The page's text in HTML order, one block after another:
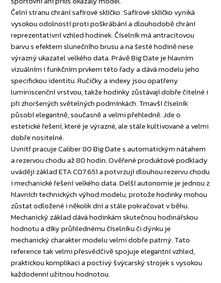
Čelní stranu chrání safírové sklíčko. Safírové sklíčko vyniká
vysokou odolností proti poškrábání a dlouhodobě chrání
reprezentativní vzhled hodinek. Číselník má antracitovou
barvu s efektem slunečního brusu a na šesté hodině nese
výrazný ukazatel velkého data. Právě Big Date je hlavním
vizuálním i funkčním prvkem této řady a dává modelu jeho
specifickou identitu. Ručičky a indexy jsou opatřeny
luminiscenční vrstvou, takže hodinky zůstávají dobře čitelné i
při zhoršených světelných podmínkách. Tmavší číselník
působí elegantně, současně a velmi přehledně. Jde o
estetické řešení, které je výrazné, ale stále kultivované a velmi
dobře nositelné.
Uvnitř pracuje Caliber 80 Big Date s automatickým nátahem
a rezervou chodu až 80 hodin. Ověřené produktové podklady
uvádějí základ ETA C07.651 a potvrzují dlouhou rezervu chodu
i mechanické řešení velkého data. Delší autonomie je jednou z
hlavních technických výhod modelu, protože hodinky mohou
zůstat odložené i několik dní a stále pokračovat v běhu.
Mechanický základ dává hodinkám skutečnou hodinářskou
hodnotu a díky průhlednému číselníku či dýnku je
mechanický charakter modelu velmi dobře patrný. Tato
reference tak velmi přesvědčivě spojuje elegantní vzhled,
praktickou komplikaci a poctivý švýcarský strojek s vysokou
každodenní užitnou hodnotou.